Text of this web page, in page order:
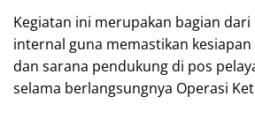
Kegiatan ini merupakan bagian dari
internal guna memastikan
dan sarana pendukung di pos
selama berlangsungnya Operasi